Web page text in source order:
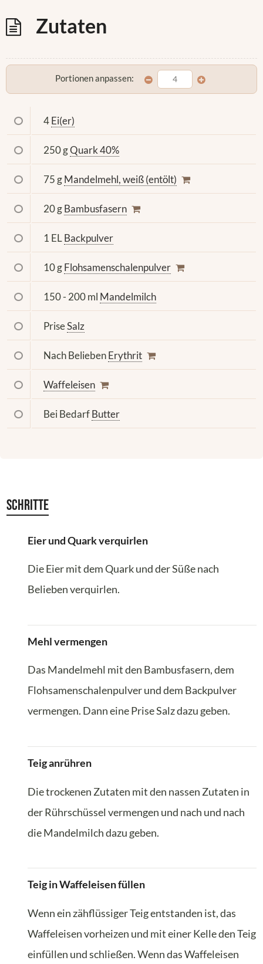
Zutaten
Portionen anpassen:
4Ei(er)
250 gQuark 40%
75 gMandelmehl, weiß (entölt)
20 gBambusfasern
1 ELBackpulver
10 gFlohsamenschalenpulver
150 - 200 ml Mandelmilch
PriseSalz
Nach BeliebenErythrit
Waffeleisen
Bei BedarfButter
Schritte
Eier und Quark verquirlen
Die Eier mit dem Quark und der Süße nach
Belieben verquirlen.
Mehl vermengen
Das Mandelmehl mit den Bambusfasern, dem
Flohsamenschalenpulver und dem Backpulver
vermengen. Dann eine Prise Salz dazu geben.
Teig anrühren
Die trockenen Zutaten mit den nassen Zutaten in
der Rührschüssel vermengen und nach und nach
die Mandelmilch dazu geben.
Teig in Waffeleisen füllen
Wenn ein zähflüssiger Teig entstanden ist, das
Waffeleisen vorheizen und mit einer Kelle den Teig
einfüllen und schließen. Wenn das Waffeleisen